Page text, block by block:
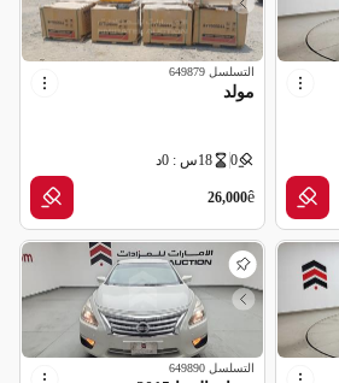
التسلسل 649879
مولد
0 18س : 0د
ê
26,000
التسلسل 649890